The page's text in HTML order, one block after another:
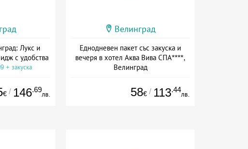
Лукс и
с удобства
+ закуска
€ / 146.69
лв.
Велинград
Еднодневен пакет със закуска и
вечеря в хотел Аква Вива СПА****,
Велинград
58€ / 113.44
лв.